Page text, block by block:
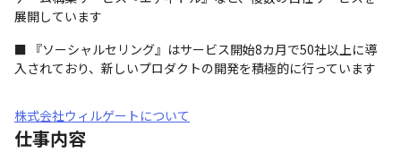
展開しています
■ 『ソーシャルセリング』はサービス開始8カ月で50社以上に導
入されており、新しいプロダクトの開発を積極的に行っています
株式会社ウィルゲートについて
仕事内容